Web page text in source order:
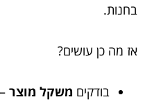
בחנות.
אז מה כן עושים?
בודקים משקל מוצר